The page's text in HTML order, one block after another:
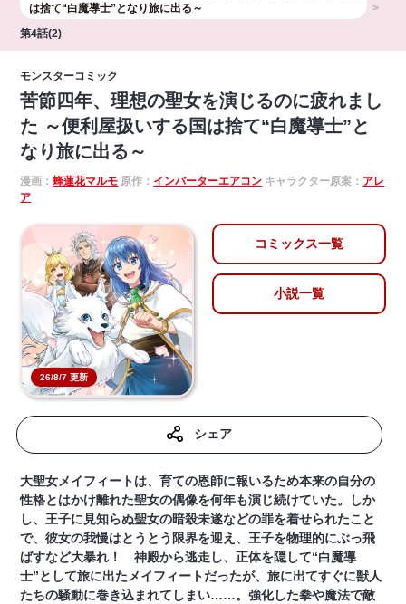
は捨て“白魔導士”となり旅に出る～
第4話(2)
モンスターコミック
苦節四年、理想の聖女を演じるのに疲れまし
た ～便利屋扱いする国は捨て“白魔導士”と
なり旅に出る～
漫画：蜂蓮花マルモ 原作： インバーターエアコン キャラクター原案： アレ
ア
26/8/7 更新
コミックス一覧
小説一覧
シェア
大聖女メイフィートは、育ての恩師に報いるため本来の自分の
性格とはかけ離れた聖女の偶像を何年も演じ続けていた。しか
し、王子に見知らぬ聖女の暗殺未遂などの罪を着せられたこと
で、彼女の我慢はとうとう限界を迎え、王子を物理的にぶっ飛
ばすなど大暴れ！ 神殿から逃走し、正体を隠して“白魔導
士”として旅に出たメイフィートだったが、旅に出てすぐに獣人
たちの騒動に巻き込まれてしまい……。強化した拳や魔法で敵